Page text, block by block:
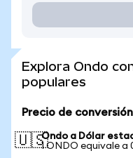
Explora Ondo
populares
Precio de
🇺🇸Ondo a Dólar
1 ONDO equivale a